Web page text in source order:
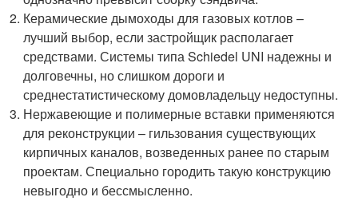
Керамические дымоходы для газовых котлов –
лучший выбор, если застройщик располагает
средствами. Системы типа Schiedel UNI надежны и
долговечны, но слишком дороги и
среднестатистическому домовладельцу недоступны.
Нержавеющие и полимерные вставки применяются
для реконструкции – гильзования существующих
кирпичных каналов, возведенных ранее по старым
проектам. Специально городить такую конструкцию
невыгодно и бессмысленно.